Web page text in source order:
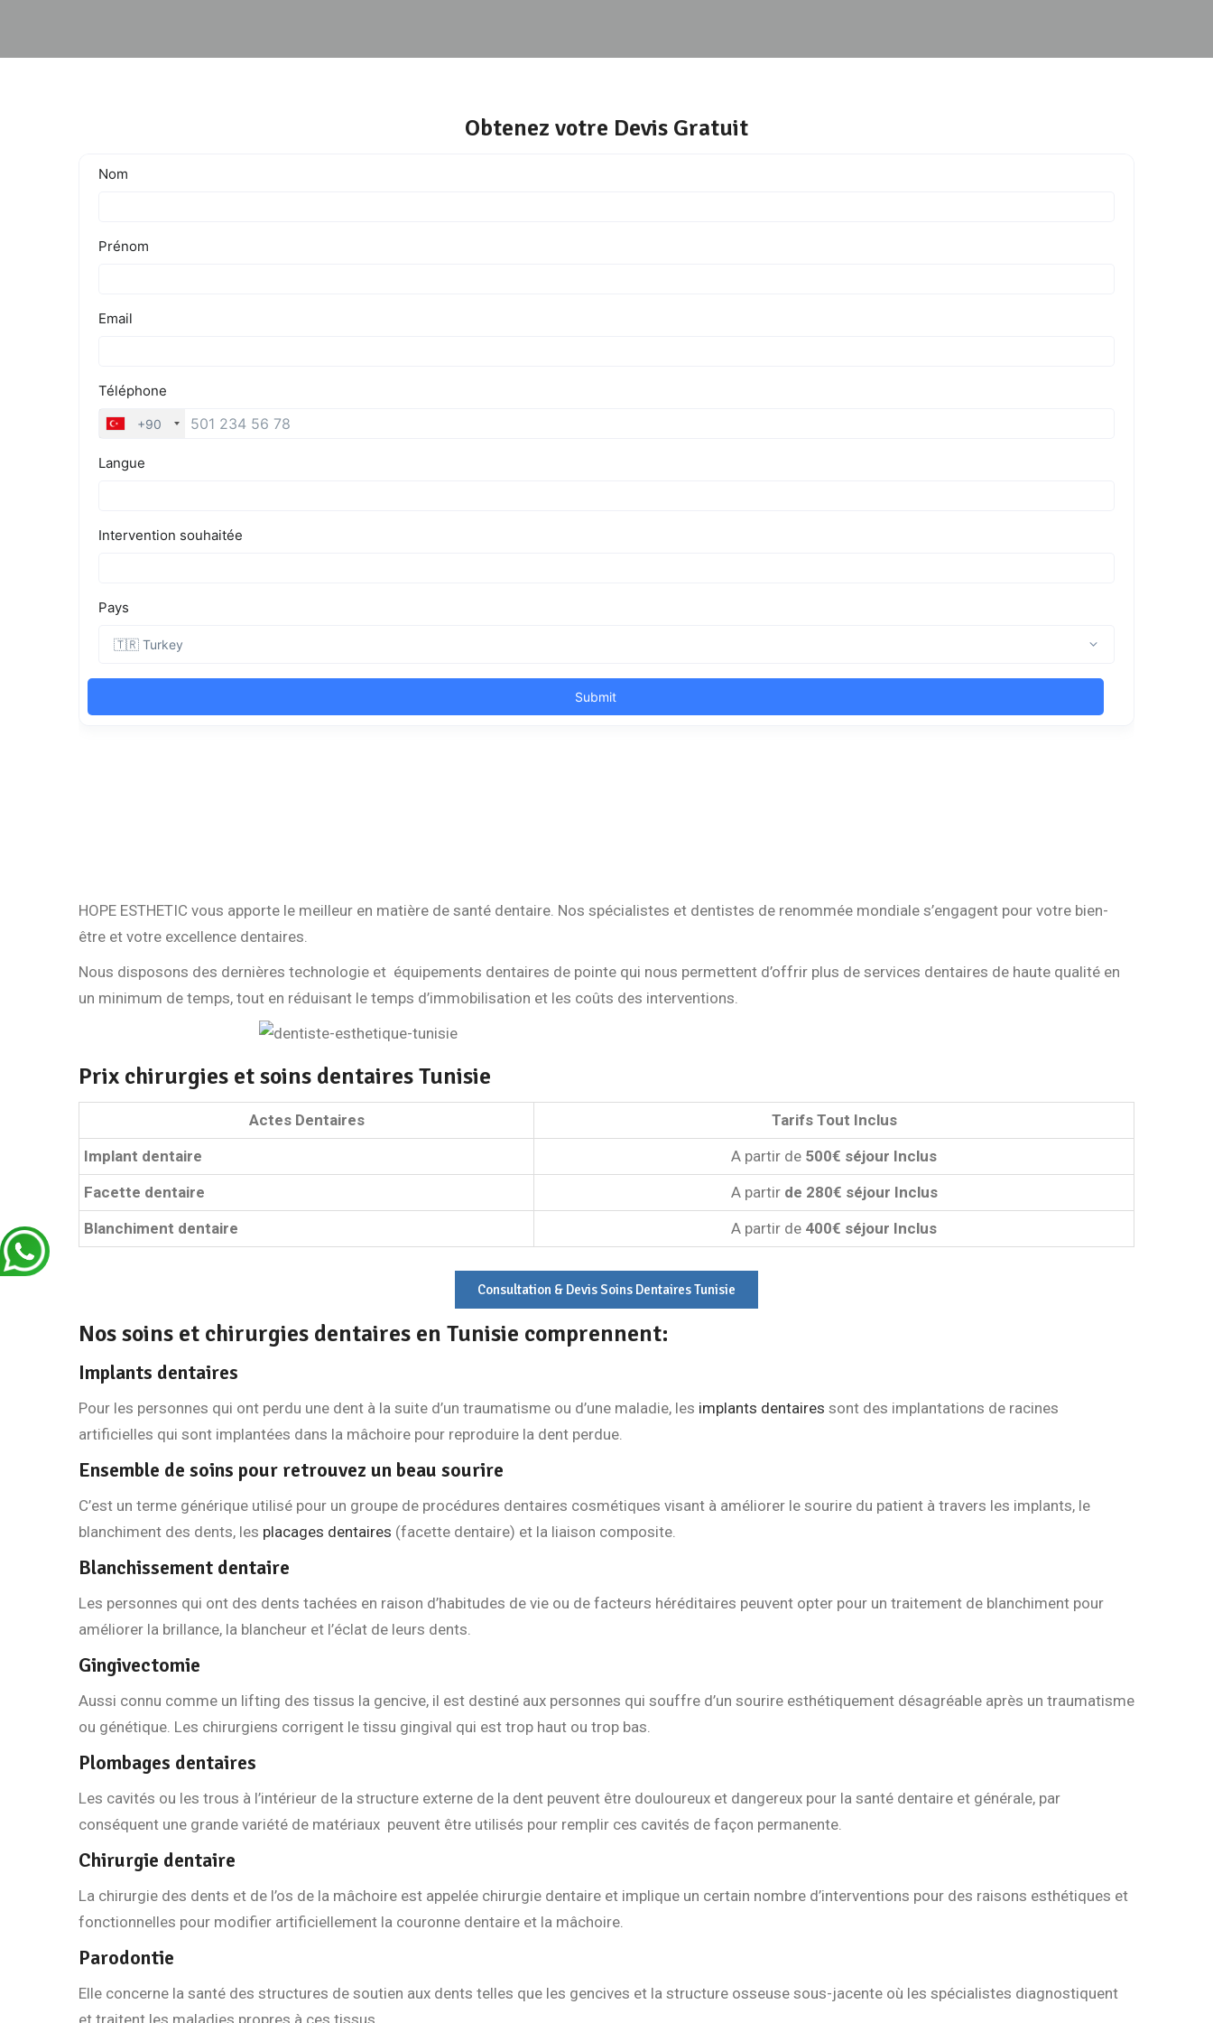
Obtenez votre Devis Gratuit
HOPE ESTHETIC vous apporte le meilleur en matière de santé dentaire. Nos spécialistes et dentistes de renommée mondiale s’engagent pour votre bien-
être et votre excellence dentaires.
Nous disposons des dernières technologie et équipements dentaires de pointe qui nous permettent d’offrir plus de services dentaires de haute qualité en
un minimum de temps, tout en réduisant le temps d’immobilisation et les coûts des interventions.
Prix chirurgies et soins dentaires Tunisie
Actes Dentaires
Tarifs Tout Inclus
Implant dentaire
A partir de 500€ séjour Inclus
Facette dentaire
A partirde 280€ séjour Inclus
Blanchiment dentaire
A partir de 400€ séjour Inclus
Consultation & Devis Soins Dentaires Tunisie
Nos soins et chirurgies dentaires en Tunisie comprennent:
Implants dentaires
Pour les personnes qui ont perdu une dent à la suite d’un traumatisme ou d’une maladie, les implants dentaires sont des implantations de racines
artificielles qui sont implantées dans la mâchoire pour reproduire la dent perdue.
Ensemble de soins pour retrouvez un beau sourire
C’est un terme générique utilisé pour un groupe de procédures dentaires cosmétiques visant à améliorer le sourire du patient à travers les implants, le
blanchiment des dents, les placages dentaires (facette dentaire) et la liaison composite.
Blanchissement dentaire
Les personnes qui ont des dents tachées en raison d’habitudes de vie ou de facteurs héréditaires peuvent opter pour un traitement de blanchiment pour
améliorer la brillance, la blancheur et l’éclat de leurs dents.
Gingivectomie
Aussi connu comme un lifting des tissus la gencive, il est destiné aux personnes qui souffre d’un sourire esthétiquement désagréable après un traumatisme
ou génétique. Les chirurgiens corrigent le tissu gingival qui est trop haut ou trop bas.
Plombages dentaires
Les cavités ou les trous à l’intérieur de la structure externe de la dent peuvent être douloureux et dangereux pour la santé dentaire et générale, par
conséquent une grande variété de matériaux peuvent être utilisés pour remplir ces cavités de façon permanente.
Chirurgie dentaire
La chirurgie des dents et de l’os de la mâchoire est appelée chirurgie dentaire et implique un certain nombre d’interventions pour des raisons esthétiques et
fonctionnelles pour modifier artificiellement la couronne dentaire et la mâchoire.
Parodontie
Elle concerne la santé des structures de soutien aux dents telles que les gencives et la structure osseuse sous-jacente où les spécialistes diagnostiquent
et traitent les maladies propres à ces tissus.